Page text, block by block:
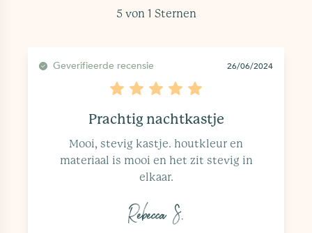
5 von 1 Sternen
Geverifieerde recensie 26/06/2024
Prachtig nachtkastje
Mooi, stevig kastje. houtkleur en
materiaal is mooi en het zit stevig in
elkaar.
Rebecca S.